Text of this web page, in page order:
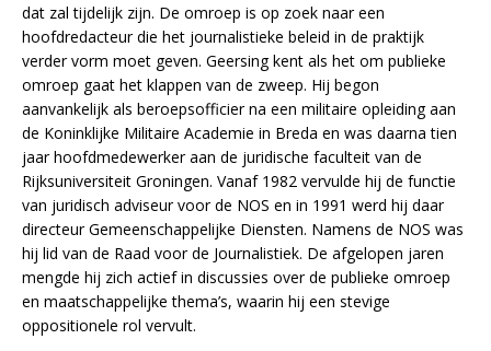
dat zal tijdelijk zijn. De omroep is op zoek naar een
hoofdredacteur die het journalistieke beleid in de praktijk
verder vorm moet geven. Geersing kent als het om publieke
omroep gaat het klappen van de zweep. Hij begon
aanvankelijk als beroepsofficier na een militaire opleiding aan
de Koninklijke Militaire Academie in Breda en was daarna tien
jaar hoofdmedewerker aan de juridische faculteit van de
Rijksuniversiteit Groningen. Vanaf 1982 vervulde hij de functie
van juridisch adviseur voor de NOS en in 1991 werd hij daar
directeur Gemeenschappelijke Diensten. Namens de NOS was
hij lid van de Raad voor de Journalistiek. De afgelopen jaren
mengde hij zich actief in discussies over de publieke omroep
en maatschappelijke thema’s, waarin hij een stevige
oppositionele rol vervult.